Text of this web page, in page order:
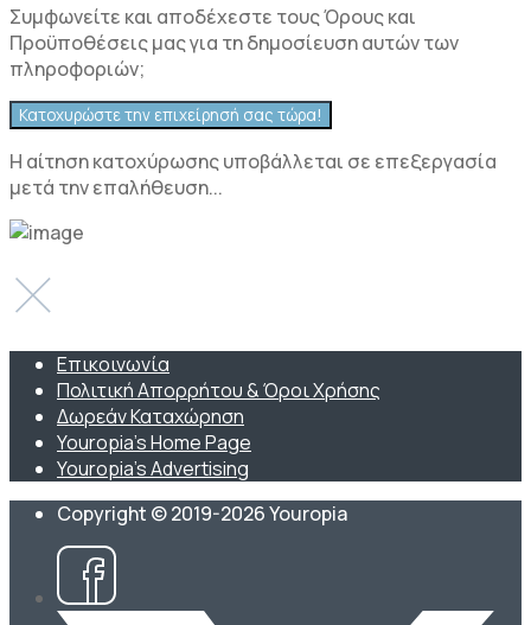
Συμφωνείτε και αποδέχεστε τους Όρους και
Προϋποθέσεις μας για τη δημοσίευση αυτών των
πληροφοριών;
Η αίτηση κατοχύρωσης υποβάλλεται σε επεξεργασία
μετά την επαλήθευση...
Επικοινωνία
Πολιτική Απορρήτου & Όροι Χρήσης
Δωρεάν Καταχώρηση
Youropia’s Home Page
Youropia’s Advertising
Copyright © 2019-2026 Youropia